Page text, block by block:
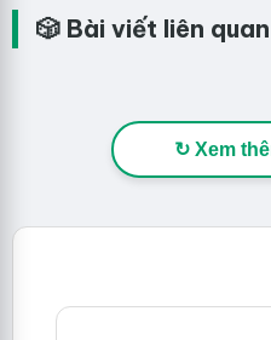
🎲 Bài viết liên
↻ Xem